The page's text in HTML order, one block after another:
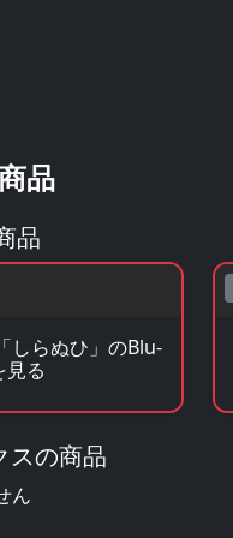
品
品
しらぬひ」のBlu-
見る
スの商品
ん